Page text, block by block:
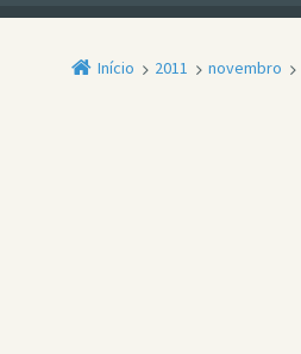
Início 2011 novembro